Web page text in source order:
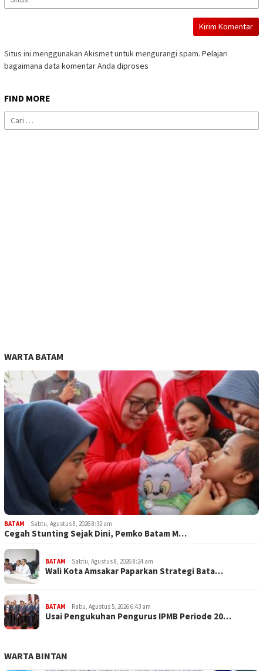
Situs ini menggunakan Akismet untuk mengurangi spam. Pelajari
bagaimana data komentar Anda diproses
FIND MORE
Cari
untuk:
WARTA BATAM
BATAM Sabtu, Agustus 8, 2026 8:32 am
Cegah Stunting Sejak Dini, Pemko Batam M…
BATAM Sabtu, Agustus 8, 2026 8:24 am
Wali Kota Amsakar Paparkan Strategi Bata…
BATAM Rabu, Agustus 5, 2026 6:43 am
Usai Pengukuhan Pengurus IPMB Periode 20…
WARTA BINTAN